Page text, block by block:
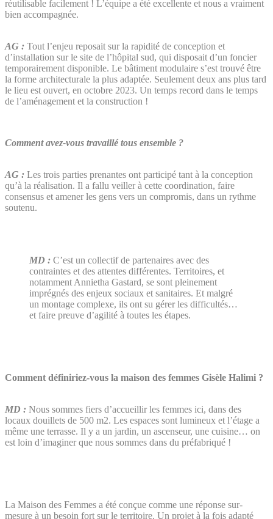
réutilisable facilement ! L’équipe a été excellente et nous a vraiment
bien accompagnée.
AG : Tout l’enjeu reposait sur la rapidité de conception et
d’installation sur le site de l’hôpital sud, qui disposait d’un foncier
temporairement disponible. Le bâtiment modulaire s’est trouvé être
la forme architecturale la plus adaptée. Seulement deux ans plus tard
le lieu est ouvert, en octobre 2023. Un temps record dans le temps
de l’aménagement et la construction !
Comment avez-vous travaillé tous ensemble ?
AG : Les trois parties prenantes ont participé tant à la conception
qu’à la réalisation. Il a fallu veiller à cette coordination, faire
consensus et amener les gens vers un compromis, dans un rythme
soutenu.
MD : C’est un collectif de partenaires avec des
contraintes et des attentes différentes. Territoires, et
notamment Annietha Gastard, se sont pleinement
imprégnés des enjeux sociaux et sanitaires. Et malgré
un montage complexe, ils ont su gérer les difficultés…
et faire preuve d’agilité à toutes les étapes.
Comment définiriez-vous la maison des femmes Gisèle Halimi ?
MD : Nous sommes fiers d’accueillir les femmes ici, dans des
locaux douillets de 500 m2. Les espaces sont lumineux et l’étage a
même une terrasse. Il y a un jardin, un ascenseur, une cuisine… on
est loin d’imaginer que nous sommes dans du préfabriqué !
La Maison des Femmes a été conçue comme une réponse sur-
mesure à un besoin fort sur le territoire. Un projet à la fois adapté